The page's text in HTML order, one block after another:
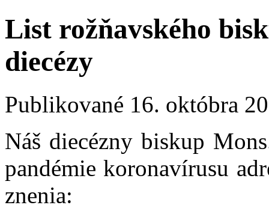
List rožňavského
diecézy
Publikované 16. októbra
Náš diecézny biskup
pandémie koronavírusu
znenia: